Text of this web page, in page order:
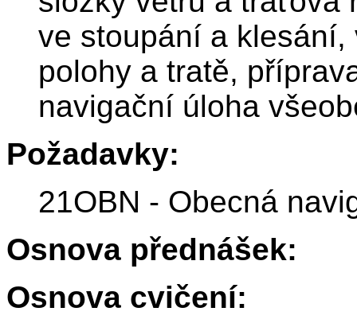
ve stoupání a
polohy a tratě,
navigační úloha
Požadavky:
21OBN - Obecná
Osnova přednášek:
Osnova cvičení: